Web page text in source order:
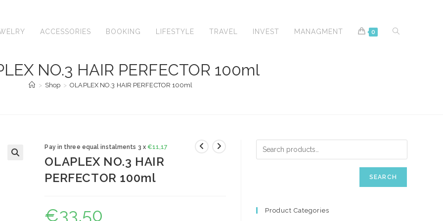
ACCESSORIES BOOKING LIFESTYLE TRAVEL INVEST MANAGMENT 0 TOGGLE
SEARCH
NO.3 HAIR PERFECTOR 100ml
> Shop > OLAPLEX NO.3 HAIR PERFECTOR 100ml
Pay in three equal instalments 3 x €11,17
OLAPLEX NO.3 HAIR
PERFECTOR 100ml
€33,50
SEARCH
Product Categories